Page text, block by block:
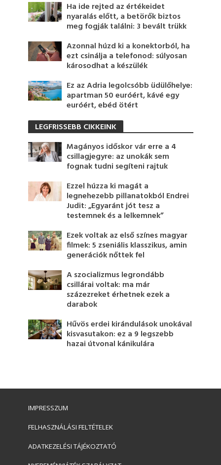
Ha ide rejted az értékeidet
nyaralás előtt, a betörők biztos
meg fogják találni: 3 bevált trükk
Azonnal húzd ki a konektorból, ha
ezt csinálja a telefonod: súlyosan
károsodhat a készülék
Ez az Adria legolcsóbb üdülőhelye:
apartman 50 euróért, kávé egy
euróért, ebéd ötért
LEGFRISSEBB CIKKEINK
Magányos időskor vár erre a 4
csillagjegyre: az unokák sem
fognak tudni segíteni rajtuk
Ezzel húzza ki magát a
legnehezebb pillanatokból Endrei
Judit: „Egyaránt jót tesz a
testemnek és a lelkemnek”
Ezek voltak az első színes magyar
filmek: 5 zseniális klasszikus, amin
generációk nőttek fel
A szocializmus legrondább
csillárai voltak: ma már
százezreket érhetnek ezek a
darabok
Hűvös erdei kirándulások unokával
kisvasutakon: ez a 9 legszebb
hazai útvonal kánikulára
IMPRESSZUM
FELHASZNÁLÁSI FELTÉTELEK
ADATKEZELÉSI TÁJÉKOZTATÓ